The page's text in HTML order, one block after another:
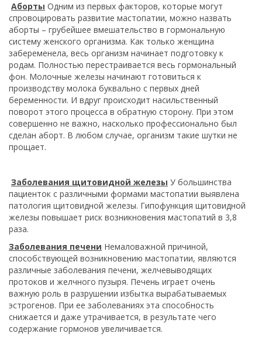
Аборты Одним из первых факторов, которые могут
спровоцировать развитие мастопатии, можно назвать
аборты – грубейшее вмешательство в гормональную
систему женского организма. Как только женщина
забеременела, весь организм начинает подготовку к
родам. Полностью перестраивается весь гормональный
фон. Молочные железы начинают готовиться к
производству молока буквально с первых дней
беременности. И вдруг происходит насильственный
поворот этого процесса в обратную сторону. При этом
совершенно не важно, насколько профессионально был
сделан аборт. В любом случае, организм такие шутки не
прощает.
Заболевания щитовидной железы У большинства
пациенток с различными формами мастопатии выявлена
патология щитовидной железы. Гипофункция щитовидной
железы повышает риск возникновения мастопатий в 3,8
раза.
Заболевания печени Немаловажной причиной,
способствующей возникновению мастопатии, являются
различные заболевания печени, желчевыводящих
протоков и желчного пузыря. Печень играет очень
важную роль в разрушении избытка вырабатываемых
эстрогенов. При ее заболеваниях эта способность
снижается и даже утрачивается, в результате чего
содержание гормонов увеличивается.